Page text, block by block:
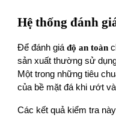
Hệ thống đánh
Để đánh giáđộ an toàn
sản xuất thường sử
Một trong những tiêu
của bề mặt đá khi ướt
Các kết quả kiểm tra